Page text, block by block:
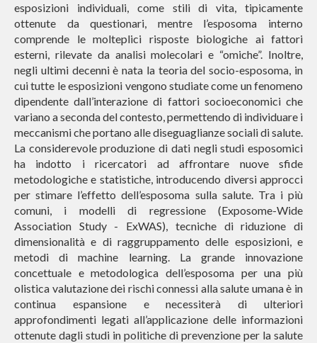
esposizioni individuali, come stili di vita, tipicamente
ottenute da questionari, mentre l’esposoma interno
comprende le molteplici risposte biologiche ai fattori
esterni, rilevate da analisi molecolari e “omiche”. Inoltre,
negli ultimi decenni è nata la teoria del socio-esposoma, in
cui tutte le esposizioni vengono studiate come un fenomeno
dipendente dall’interazione di fattori socioeconomici che
variano a seconda del contesto, permettendo di individuare i
meccanismi che portano alle diseguaglianze sociali di salute.
La considerevole produzione di dati negli studi esposomici
ha indotto i ricercatori ad affrontare nuove sfide
metodologiche e statistiche, introducendo diversi approcci
per stimare l’effetto dell’esposoma sulla salute. Tra i più
comuni, i modelli di regressione (Exposome-Wide
Association Study - ExWAS), tecniche di riduzione di
dimensionalità e di raggruppamento delle esposizioni, e
metodi di machine learning. La grande innovazione
concettuale e metodologica dell’esposoma per una più
olistica valutazione dei rischi connessi alla salute umana è in
continua espansione e necessiterà di ulteriori
approfondimenti legati all’applicazione delle informazioni
ottenute dagli studi in politiche di prevenzione per la salute